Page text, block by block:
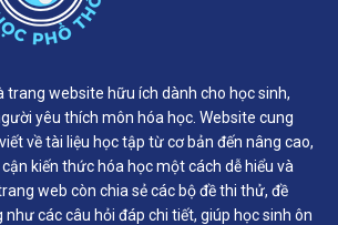
trang website hữu ích dành cho học sinh,
yêu thích môn hóa học. Website cung
về tài liệu học tập từ cơ bản đến nâng cao,
kiến thức hóa học một cách dễ hiểu và
web còn chia sẻ các bộ đề thi thử, đề
như các câu hỏi đáp chi tiết, giúp học sinh ôn